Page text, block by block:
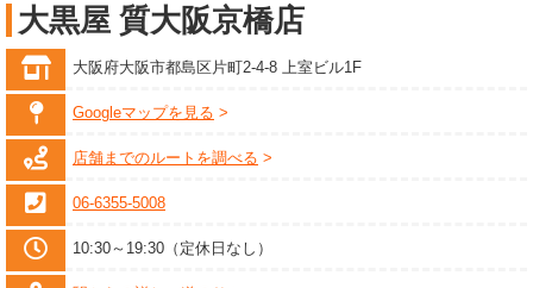
大黒屋 質大阪京橋店
大阪府大阪市都島区片町2-4-8 上室ビル1F
Googleマップを見る
店舗までのルートを調べる
06-6355-5008
10:30～19:30（定休日なし）